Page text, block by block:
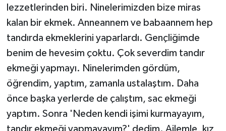
lezzetlerinden biri. Ninelerimizden bize miras
kalan bir ekmek. Anneannem ve babaannem hep
tandırda ekmeklerini yaparlardı. Gençliğimde
benim de hevesim çoktu. Çok severdim tandır
ekmeği yapmayı. Ninelerimden gördüm,
öğrendim, yaptım, zamanla ustalaştım. Daha
önce başka yerlerde de çalıştım, sac ekmeği
yaptım. Sonra 'Neden kendi işimi kurmayayım,
tandır ekmeği yapmayayım?' dedim. Ailemle, kız